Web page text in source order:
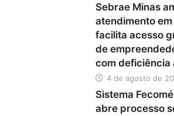
Sebrae Minas
atendimento
facilita acesso
de
com deficiência
4 de agosto de
Sistema
abre processo